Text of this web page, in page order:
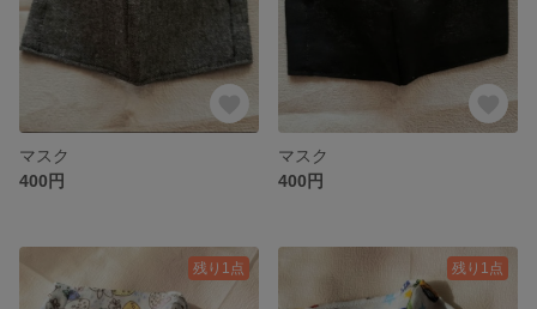
マスク
400円
マスク
400円
残り1点 残り1点